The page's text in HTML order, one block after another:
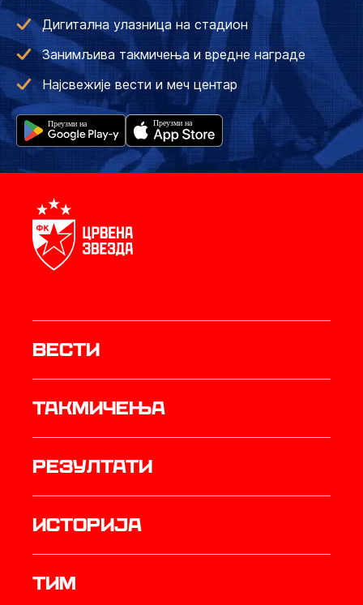
Дигитална улазница на стадион
Занимљива такмичења и вредне награде
Најсвежије вести и меч центар
Вести
Такмичења
резултати
историја
ТИМ